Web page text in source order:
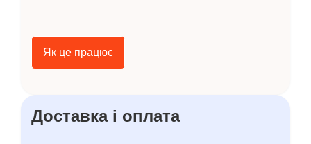
Як це працює
Доставка і оплата